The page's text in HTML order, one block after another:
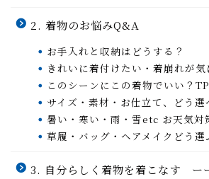
2. 着物のお悩みQ&A
お手入れと収納はどうする？
きれいに着付けたい・着崩れが気
このシーンにこの着物でいい？
サイズ・素材・お仕立て、どう選
暑い・寒い・雨・雪etc お天気対
草履・バッグ・ヘアメイクどう選
3. 自分らしく着物を着こなす ー